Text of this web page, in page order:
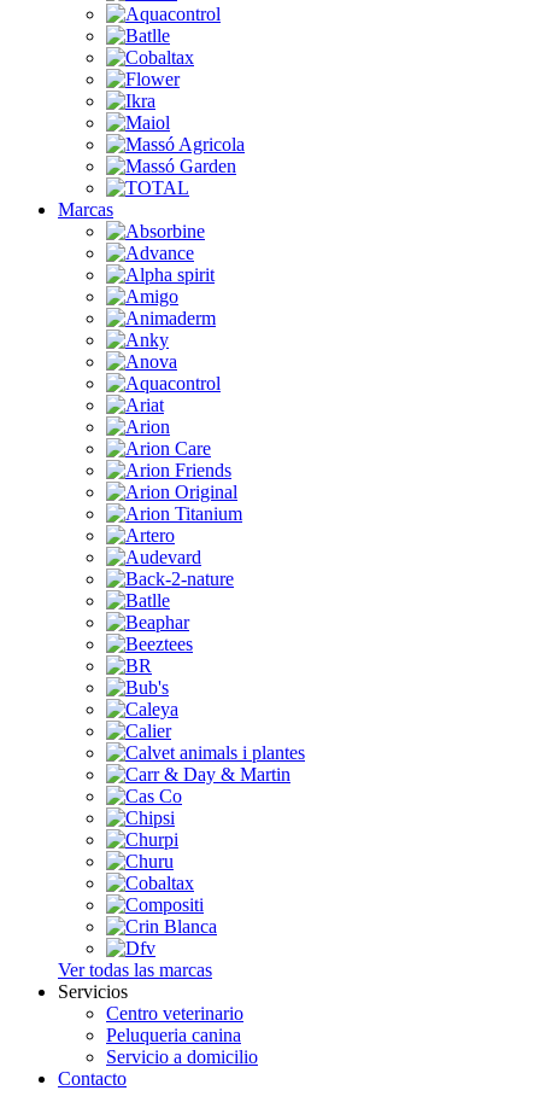
Marcas
Ver todas las marcas
Servicios
Centro veterinario
Peluqueria canina
Servicio a domicilio
Contacto